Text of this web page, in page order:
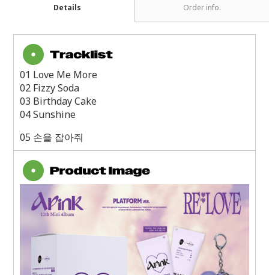
Details Order info.
01 Love Me More
02 Fizzy Soda
03 Birthday Cake
04 Sunshine
05 손을 잡아줘